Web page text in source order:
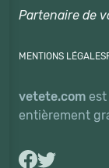
Partenaire de
MENTIONS LÉGALES
vetete.com
entièrement